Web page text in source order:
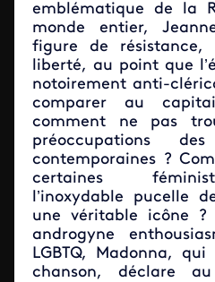
emblématique de la
monde entier,
figure de
liberté, au point que
notoirement anti-
comparer au
comment ne pas
préoccupations
contemporaines ?
certaines
l’inoxydable pucelle
une véritable icône ?
androgyne
LGBTQ, Madonna,
chanson, déclare